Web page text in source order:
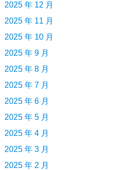
2025 年 12 月
2025 年 11 月
2025 年 10 月
2025 年 9 月
2025 年 8 月
2025 年 7 月
2025 年 6 月
2025 年 5 月
2025 年 4 月
2025 年 3 月
2025 年 2 月